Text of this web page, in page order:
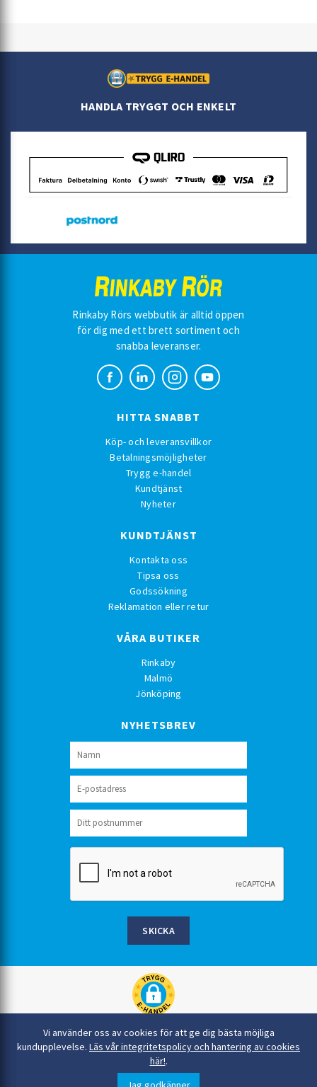
Vi använder oss av cookies för att ge dig bästa möjliga
kundupplevelse. Läs vår integritetspolicy och hantering av cookies
här!.
HANDLA TRYGGT OCH ENKELT
Rinkaby Rörs webbutik är alltid öppen
för dig med ett brett sortiment och
snabba leveranser.
HITTA SNABBT
Köp- och leveransvillkor
Betalningsmöjligheter
Trygg e-handel
Kundtjänst
Nyheter
KUNDTJÄNST
Kontakta oss
Tipsa oss
Godssökning
Reklamation eller retur
VÅRA BUTIKER
Rinkaby
Malmö
Jönköping
NYHETSBREV
SKICKA
Rinkaby Rör AB, Box 54, 296 21 Åhus
044-22 54 90
info@rinkabyror.se
© Alla rättigheter tillhör Rinkaby Rör AB